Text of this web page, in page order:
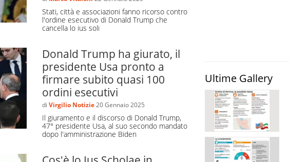
ha cercato di introdurre una forma di Ius soli
‘Ius soli temperato’.
. Fra i firmatari
Laura Boldrini, Pier Luigi
e altri.
di accedere allo Ius soli in caso di nascita su
di almeno un anno di uno dei genitori al momento
di nascita da genitore a sua volta nato in Italia.
alla Camera e mai licenziato dal Senato,
Stati, città e associazioni fanno ricorso contro
l'ordine esecutivo di Donald Trump che
cancella lo ius soli
Donald Trump ha giurato, il
presidente Usa pronto a
firmare subito quasi 100
ordini esecutivi
di Virgilio Notizie20 Gennaio 2025
Il giuramento e il discorso di Donald Trump,
47° presidente Usa, al suo secondo mandato
dopo l'amministrazione Biden
Ultime Gallery